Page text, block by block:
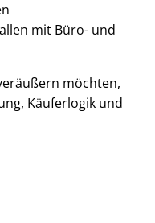
mit Büro- und
möchten,
Käuferlogik und